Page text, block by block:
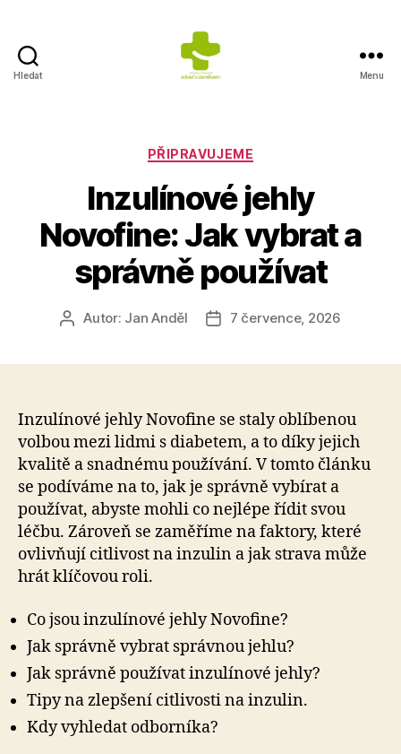
Hledat
místě
Menu
Rubriky
PŘIPRAVUJEME
Inzulínové jehly
Novofine: Jak vybrat a
správně používat
AutorAutor: Jan Anděl
Datum
7 července, 2026
Inzulínové jehly Novofine se staly oblíbenou
volbou mezi lidmi s diabetem, a to díky jejich
kvalitě a snadnému používání. V tomto článku
se podíváme na to, jak je správně vybírat a
používat, abyste mohli co nejlépe řídit svou
léčbu. Zároveň se zaměříme na faktory, které
ovlivňují citlivost na inzulin a jak strava může
hrát klíčovou roli.
Co jsou inzulínové jehly Novofine?
Jak správně vybrat správnou jehlu?
Jak správně používat inzulínové jehly?
Tipy na zlepšení citlivosti na inzulin.
Kdy vyhledat odborníka?